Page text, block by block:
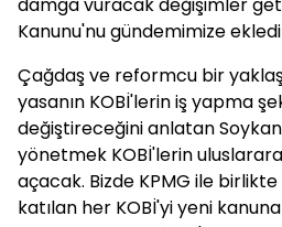
Kanunu'nu gündemimize
Çağdaş ve reformcu bir
yasanın KOBİ'lerin iş yapma
değiştireceğini anlatan
yönetmek KOBİ'lerin
açacak. Bizde KPMG ile birlikte
katılan her KOBİ'yi yeni